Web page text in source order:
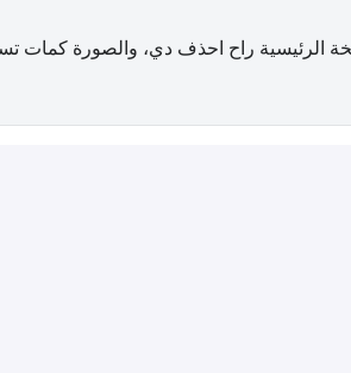
الرئيسية راح احذف دي، والصورة كمات